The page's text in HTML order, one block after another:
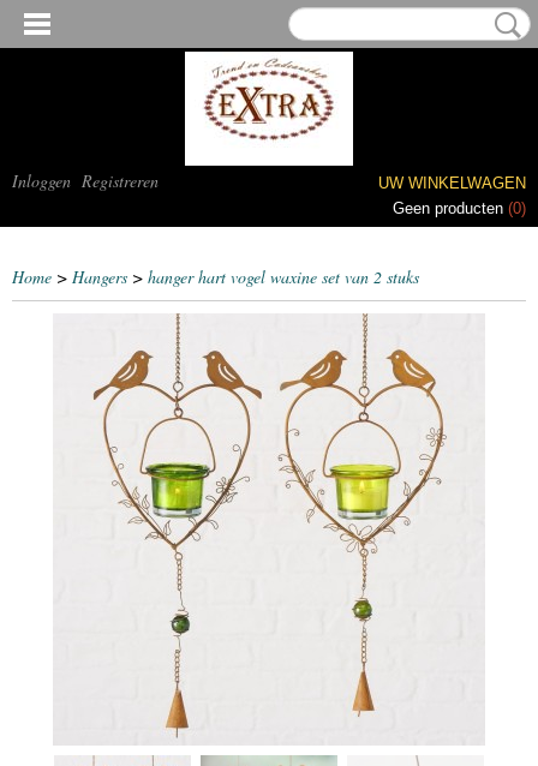
Inloggen Registreren
UW WINKELWAGEN
Geen producten (0)
Home > Hangers > hanger hart vogel waxine set van 2 stuks